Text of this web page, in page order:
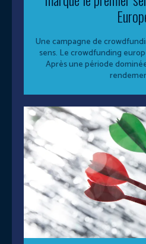
Une campagne de
sens. Le crowdfunding
Après une période